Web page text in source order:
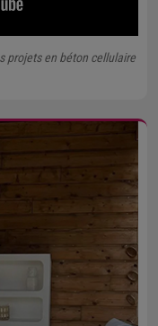
projets en béton cellulaire